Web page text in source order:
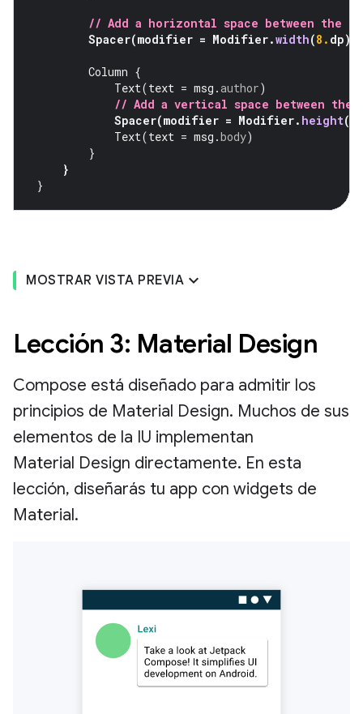
// Add a horizontal space between the
Spacer(modifier = Modifier.width(8. dp))
Column {
Text(text = msg .author)
// Add a vertical space between the
Spacer(modifier = Modifier. height(
Text(text = msg .body)
}
}
}
MOSTRAR VISTA PREVIA
Lección 3: Material Design
Compose está diseñado para admitir los
principios de Material Design. Muchos de sus
elementos de la IU implementan
Material Design directamente. En esta
lección, diseñarás tu app con widgets de
Material.